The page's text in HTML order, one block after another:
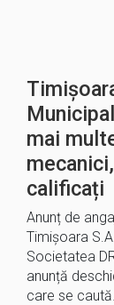
mai
calificați
Anunț de
Timișoara
Societatea
anunță
care se